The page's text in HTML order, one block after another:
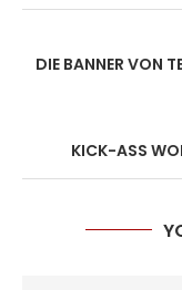
DIE BANNER VON
KICK-ASS